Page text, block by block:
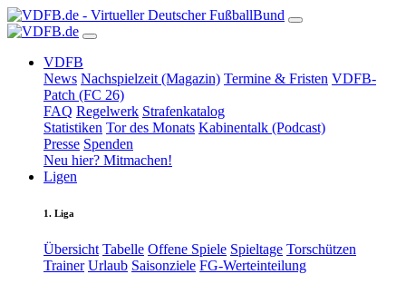
VDFB
News Nachspielzeit (Magazin) Termine & Fristen VDFB-
Patch (FC 26)
FAQ Regelwerk Strafenkatalog
Statistiken Tor des Monats Kabinentalk (Podcast)
Presse Spenden
Neu hier? Mitmachen!
Ligen
1. Liga
Übersicht Tabelle Offene Spiele Spieltage Torschützen
Trainer Urlaub Saisonziele FG-Werteinteilung